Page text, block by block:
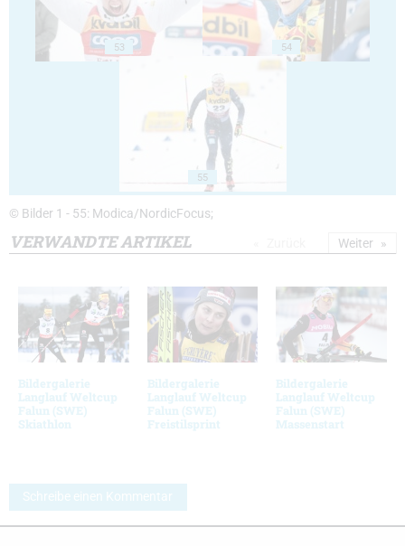
53 54
55
© Bilder 1 - 55: Modica/NordicFocus;
VERWANDTE ARTIKEL
Bildergalerie
Langlauf Weltcup
Falun (SWE)
Skiathlon
Bildergalerie
Langlauf Weltcup
Falun (SWE)
Freistilsprint
Bildergalerie
Langlauf Weltcup
Falun (SWE)
Massenstart
Weiter
Schreibe einen Kommentar